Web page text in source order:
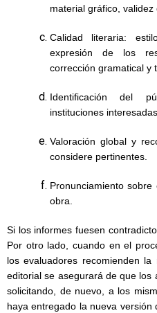
material gráfico,
Calidad literaria:
expresión de los
corrección gramatical y
Identificación del
instituciones
Valoración global y
considere pertinentes.
Pronunciamiento
obra.
Si los informes fuesen
Por otro lado, cuando en el
los evaluadores recomienden
editorial se asegurará de que los
solicitando, de nuevo, a los
haya entregado la nueva